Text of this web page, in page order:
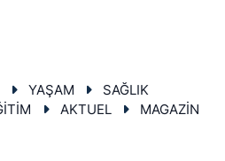
YAŞAM
SAĞLIK
AKTUEL
MAGAZİN